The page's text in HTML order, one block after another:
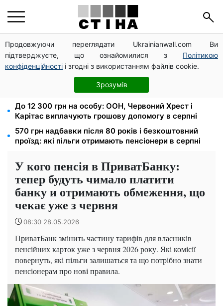
Продовжуючи переглядати Ukrainianwall.com Ви
підтверджуєте, що ознайомилися з Політикою
конфіденційності і згодні з використанням файлів cookie.
Зрозумів
800 000 грн за інвалідність, 1 млн — родині
загиблого: ПФУ затвердив нові правила виплат
Бронювання перевірять до 1 вересня: Агентство
відновлення консультує критично важливі
До 12 300 грн на особу: ООН, Червоний Хрест і
Карітас виплачують грошову допомогу в серпні
570 грн надбавки після 80 років і безкоштовний
проїзд: які пільги отримають пенсіонери в серпні
У кого пенсія в ПриватБанку:
тепер будуть чимало платити
банку и отримають обмеження, що
чекає уже з червня
08:30 28.05.2026
ПриватБанк змінить частину тарифів для власників
пенсійних карток уже з червня 2026 року. Які комісії
повернуть, які пільги залишаться та що потрібно знати
пенсіонерам про нові правила.